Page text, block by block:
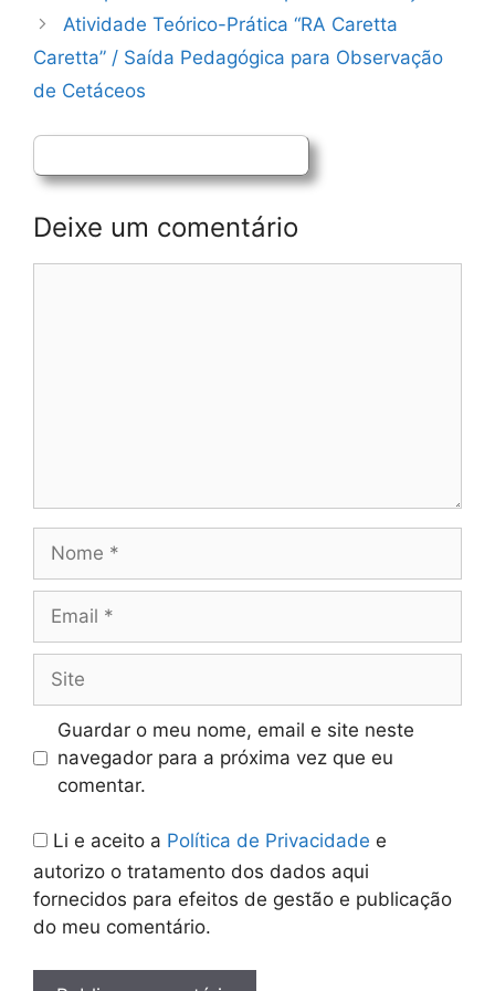
de
Atividade Teórico-Prática “RA Caretta
Caretta” / Saída Pedagógica para Observação
de Cetáceos
Deixe um comentário
Guardar o meu nome, email e site neste
navegador para a próxima vez que eu
comentar.
Li e aceito a Política de Privacidade e
autorizo o tratamento dos dados aqui
fornecidos para efeitos de gestão e publicação
do meu comentário.